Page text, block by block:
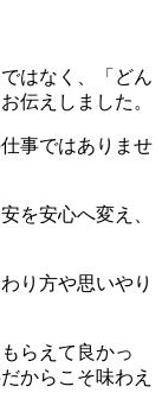
はなく、「どん
伝えしました。
事ではありませ
を安心へ変え、
り方や思いやり
らえて良かっ
からこそ味わえ